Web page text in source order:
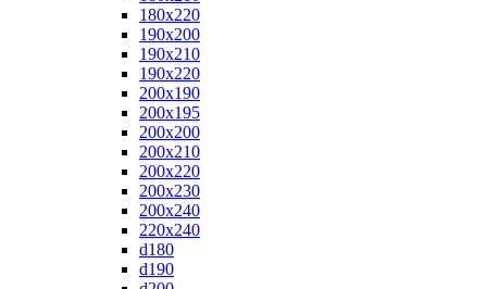
180x220
190x200
190x210
190x220
200x190
200x195
200x200
200x210
200x220
200x230
200x240
220x240
d180
d190